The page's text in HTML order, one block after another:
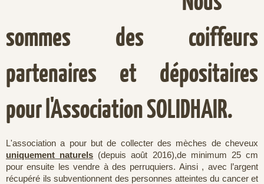
sommes des coiffeurs
partenaires et dépositaires
pour l'Association SOLIDHAIR.
L'association a pour but de collecter des mèches de cheveux
uniquement naturels (depuis août 2016),de minimum 25 cm
pour ensuite les vendre à des perruquiers. Ainsi , avec l’argent
récupéré ils subventionnent des personnes atteintes du cancer et